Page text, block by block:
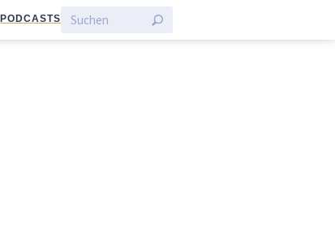
PODCASTS